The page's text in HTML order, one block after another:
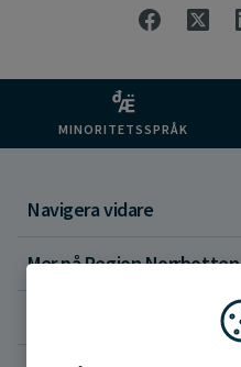
MINORITETSSPRÅK
Navigera vidare
Mer på Region Norrbotten